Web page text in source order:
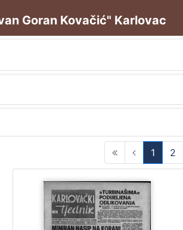
Goran Kovačić" Karlovac
1
(current)
2